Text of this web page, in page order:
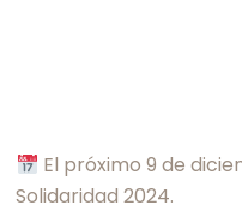
El próximo 9 de
Solidaridad 2024.